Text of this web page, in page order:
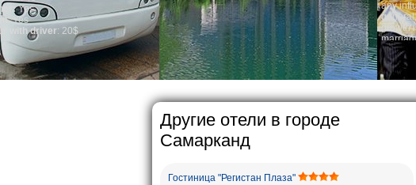
any influence on population growth
general, the level of the population's
growth is very high. In the country the
marriages is significantly high and the
percentage of divorce cases is one of
in the world. According to Uzbek
family is regarded as something quite
The usual Uzbek family, particularly in
rather big. On the average, the Uzbek
5-6 children.
Другие отели в городе
Самарканд
Гостиница "Регистан Плаза"